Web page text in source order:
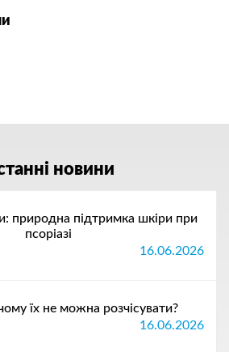
новини
природна підтримка шкіри при
псоріазі
16.06.2026
їх не можна розчісувати?
16.06.2026